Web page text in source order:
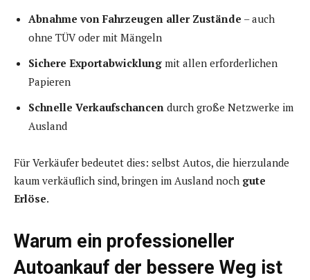
Abnahme von Fahrzeugen aller Zustände – auch
ohne TÜV oder mit Mängeln
Sichere Exportabwicklung mit allen erforderlichen
Papieren
Schnelle Verkaufschancen durch große Netzwerke im
Ausland
Für Verkäufer bedeutet dies: selbst Autos, die hierzulande
kaum verkäuflich sind, bringen im Ausland noch gute
Erlöse.
Warum ein professioneller
Autoankauf der bessere Weg ist